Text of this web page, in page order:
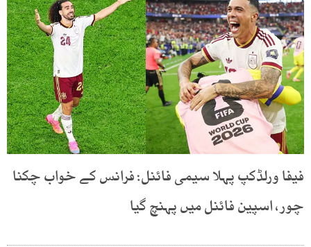
فیفا ورلڈکپ پہلا سیمی فائنل: فرانس کے خواب چکنا
چور، اسپین فائنل میں پہنچ گیا